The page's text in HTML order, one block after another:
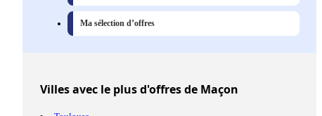
Ma sélection d’offres
Villesavec le plus d'offres de Maçon